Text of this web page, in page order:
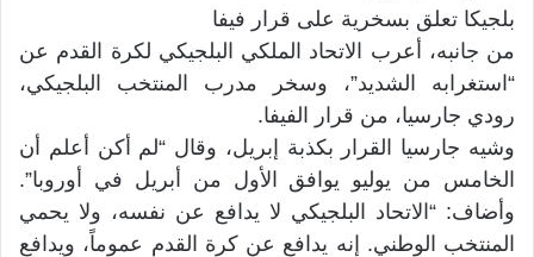
بلجيكا تعلق بسخرية على قرار فيفا
من جانبه، أعرب الاتحاد الملكي البلجيكي لكرة القدم عن
“استغرابه الشديد”، وسخر مدرب المنتخب البلجيكي،
رودي جارسيا، من قرار الفيفا.
وشيه جارسيا القرار بكذبة إبريل، وقال “لم أكن أعلم أن
الخامس من يوليو يوافق الأول من أبريل في أوروبا”.
وأضاف: “الاتحاد البلجيكي لا يدافع عن نفسه، ولا يحمي
المنتخب الوطني. إنه يدافع عن كرة القدم عموماً، ويدافع